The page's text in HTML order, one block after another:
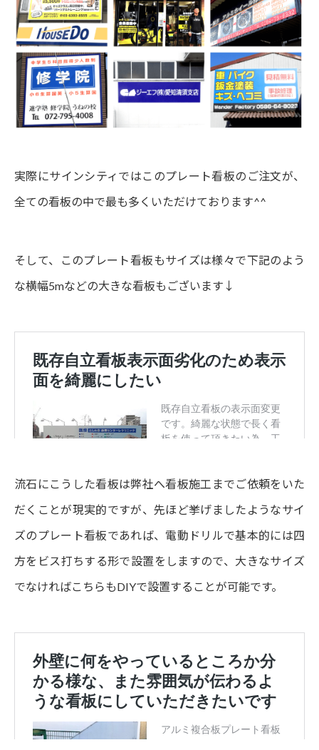
実際にサインシティではこのプレート看板のご注文が、
全ての看板の中で最も多くいただけております^^
そして、このプレート看板もサイズは様々で下記のよう
な横幅5mなどの大きな看板もございます↓
流石にこうした看板は弊社へ看板施工までご依頼をいた
だくことが現実的ですが、先ほど挙げましたようなサイ
ズのプレート看板であれば、電動ドリルで基本的には四
方をビス打ちする形で設置をしますので、大きなサイズ
でなければこちらもDIYで設置することが可能です。